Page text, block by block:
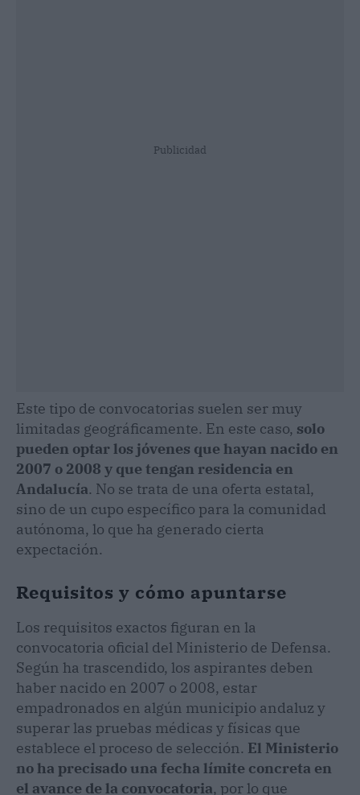
Publicidad
Este tipo de convocatorias suelen ser muy
limitadas geográficamente. En este caso, solo
pueden optar los jóvenes que hayan nacido en
2007 o 2008 y que tengan residencia en
Andalucía. No se trata de una oferta estatal,
sino de un cupo específico para la comunidad
autónoma, lo que ha generado cierta
expectación.
Requisitos y cómo apuntarse
Los requisitos exactos figuran en la
convocatoria oficial del Ministerio de Defensa.
Según ha trascendido, los aspirantes deben
haber nacido en 2007 o 2008, estar
empadronados en algún municipio andaluz y
superar las pruebas médicas y físicas que
establece el proceso de selección. El Ministerio
no ha precisado una fecha límite concreta en
el avance de la convocatoria, por lo que